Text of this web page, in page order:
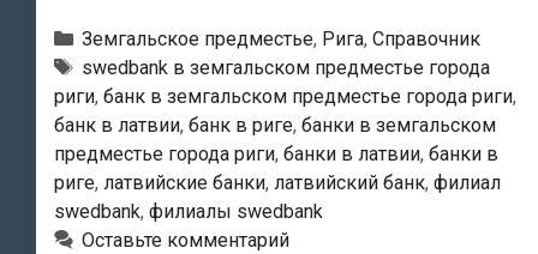
Филиал
«Spice»
Рубрики
Земгальское предместье, Рига, Справочник
Тэги
swedbank в земгальском предместье города
риги, банк в земгальском предместье города риги,
банк в латвии, банк в риге, банки в земгальском
предместье города риги, банки в латвии, банки в
риге, латвийские банки, латвийский банк, филиал
swedbank, филиалы swedbank
Оставьте комментарий